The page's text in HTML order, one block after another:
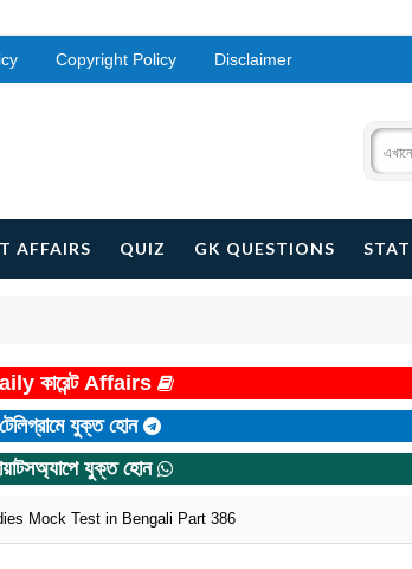
Copyright Policy Disclaimer
AFFAIRS QUIZ GK QUESTIONS
কারেন্ট Affairs
টেলিগ্রামে যুক্ত হোন
যুক্ত হোন
Mock Test in Bengali Part 386